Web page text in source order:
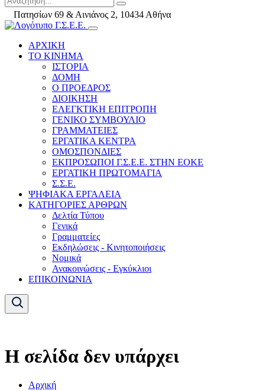
Πατησίων 69 & Αινιάνος 2, 10434 Αθήνα
ΑΡΧΙΚΗ
ΤΟ ΚΙΝΗΜΑ
ΙΣΤΟΡΙΑ
ΔΟΜΗ
Ο ΠΡΟΕΔΡΟΣ
ΔΙΟΙΚΗΣΗ
ΕΛΕΓΚΤΙΚΗ ΕΠΙΤΡΟΠΗ
ΓΕΝΙΚΟ ΣΥΜΒΟΥΛΙΟ
ΓΡΑΜΜΑΤΕΙΕΣ
ΕΡΓΑΤΙΚΑ ΚΕΝΤΡΑ
ΟΜΟΣΠΟΝΔΙΕΣ
ΕΚΠΡΟΣΩΠΟΙ Γ.Σ.Ε.Ε. ΣΤΗΝ ΕΟΚΕ
ΕΡΓΑΤΙΚΗ ΠΡΩΤΟΜΑΓΙΑ
Σ.Σ.Ε.
ΨΗΦΙΑΚΑ ΕΡΓΑΛΕΙΑ
ΚΑΤΗΓΟΡΙΕΣ ΑΡΘΡΩΝ
Δελτία Τύπου
Γενικά
Γραμματείες
Εκδηλώσεις - Κινητοποιήσεις
Νομικά
Ανακοινώσεις - Εγκύκλιοι
ΕΠΙΚΟΙΝΩΝΙΑ
Η σελίδα δεν υπάρχει
Αρχική